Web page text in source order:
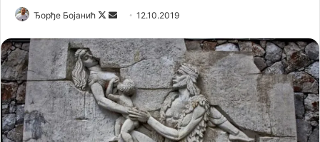
Ђорђе Бојанић
F
l
l
o
w
o
n
n
d
a
n
e
m
12.10.2019